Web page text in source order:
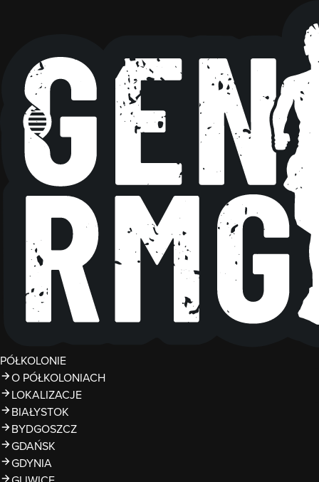
PÓŁKOLONIE
O PÓŁKOLONIACH
LOKALIZACJE
BIAŁYSTOK
BYDGOSZCZ
GDAŃSK
GDYNIA